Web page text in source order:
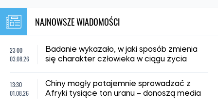
NAJNOWSZE WIADOMOŚCI
23:00
03.08.26
Badanie wykazało, w jaki sposób zmienia
się charakter człowieka w ciągu życia
13:30
01.08.26
Chiny mogły potajemnie sprowadzać z
Afryki tysiące ton uranu – donoszą media